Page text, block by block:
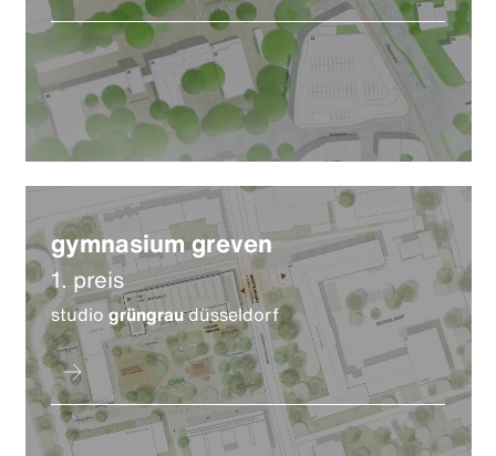
gymnasium greven
1. preis
studiogrüngraudüsseldorf